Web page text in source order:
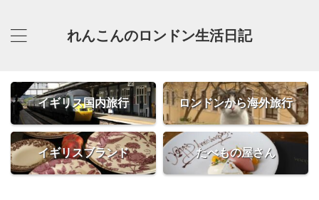
れんこんのロンドン生活日記
イギリス国内旅行 ロンドンから海外旅行
イギリスブランド たべもの屋さん